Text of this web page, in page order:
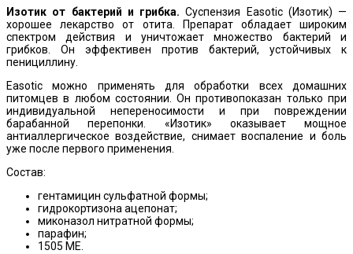
Изотик от бактерий и грибка.Суспензия Easotic (Изотик) —
хорошее лекарство от отита. Препарат обладает широким
спектром действия и уничтожает множество бактерий и
грибков. Он эффективен против бактерий, устойчивых к
пенициллину.
Easotic можно применять для обработки всех домашних
питомцев в любом состоянии. Он противопоказан только при
индивидуальной непереносимости и при повреждении
барабанной перепонки. «Изотик» оказывает мощное
антиаллергическое воздействие, снимает воспаление и боль
уже после первого применения.
Состав:
гентамицин сульфатной формы;
гидрокортизона ацепонат;
миконазол нитратной формы;
парафин;
1505 МЕ.